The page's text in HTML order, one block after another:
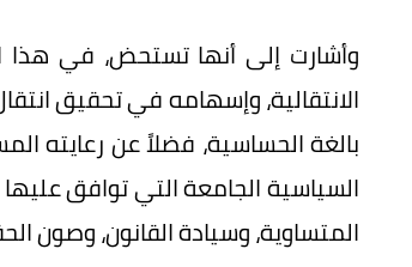
وأشارت إلى أنها تستحض، في هذا
الانتقالية، وإسهامه في تحقيق
بالغة الحساسية، فضلاً عن رعايته
السياسية الجامعة التي توافق عليها
المتساوية، وسيادة القانون، وصون